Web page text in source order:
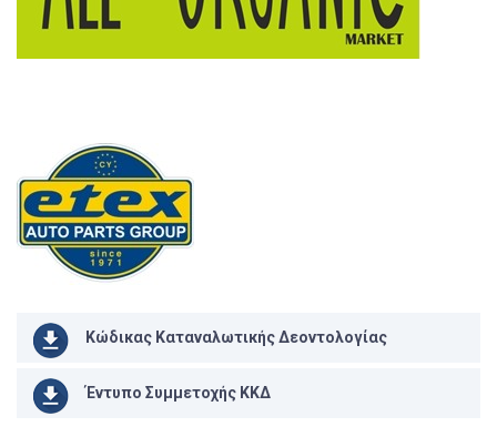
Κώδικας Καταναλωτικής Δεοντολογίας
Έντυπο Συμμετοχής ΚΚΔ